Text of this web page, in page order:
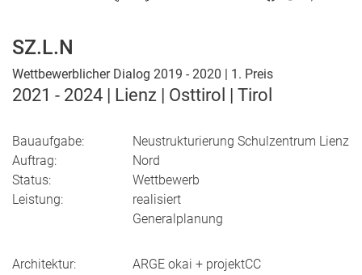
SZ.L.N
Wettbewerblicher Dialog 2019 - 2020 | 1. Preis
2021 - 2024 | Lienz | Osttirol | Tirol
Bauaufgabe:
Auftrag:
Status:
Leistung:
Neustrukturierung Schulzentrum Lienz
Nord
Wettbewerb
realisiert
Generalplanung
Architektur:
ARGE okai + projektCC